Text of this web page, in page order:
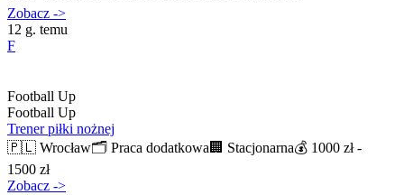
Zobacz ->
12 g. temu
F
Football Up
Football Up
Trener piłki nożnej
🇵🇱 Wrocław🗂️ Praca dodatkowa 🏢 Stacjonarna💰 1000 zł -
1500 zł
Zobacz ->